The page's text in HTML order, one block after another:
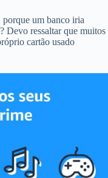
um banco iria
Devo ressaltar que muitos
cartão usado